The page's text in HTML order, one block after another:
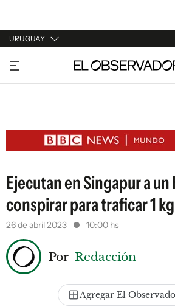
URUGUAY
URUGUAY
ARGENTINA
ESTADOS UNIDOS
Ejecutan en Singapur a
conspirar para traficar 1
26 de abril 2023 10:00 hs
Por Redacción
Agregar El